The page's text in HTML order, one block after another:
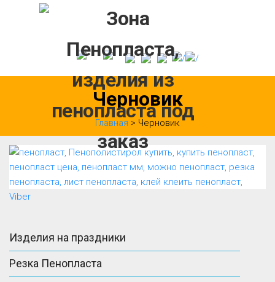
Черновик
Главная > Черновик
Viber
Изделия на праздники
Резка Пенопласта